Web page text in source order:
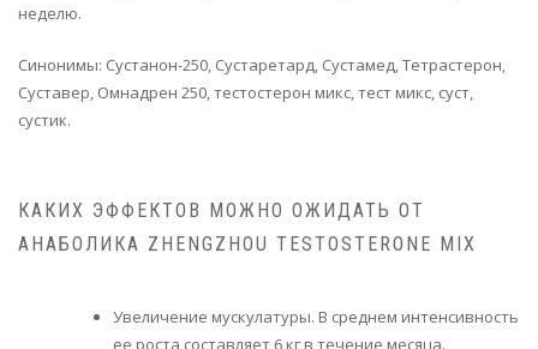
неделю.
Синонимы: Сустанон-250, Сустаретард, Сустамед, Тетрастерон,
Суставер, Омнадрен 250, тестостерон микс, тест микс, суст,
сустик.
КАКИХ ЭФФЕКТОВ МОЖНО ОЖИДАТЬ ОТ
АНАБОЛИКА ZHENGZHOU TESTOSTERONE MIX
Увеличение мускулатуры. В среднем интенсивность
ее роста составляет 6 кг в течение месяца.